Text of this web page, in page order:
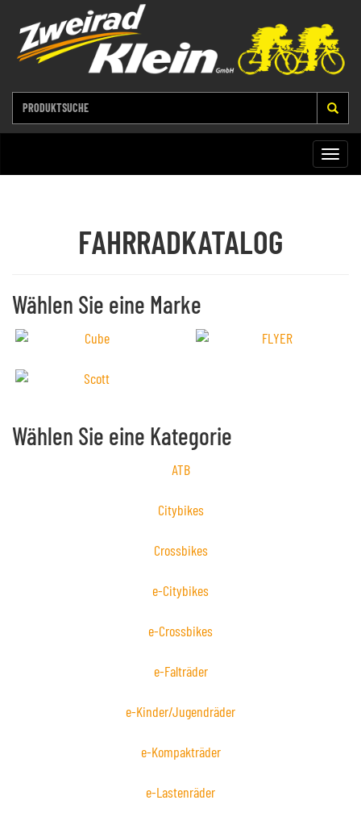
Toggle
FAHRRADKATALOG
Wählen Sie eine Marke
Wählen Sie eine Kategorie
ATB
Citybikes
Crossbikes
e-Citybikes
e-Crossbikes
e-Falträder
e-Kinder/Jugendräder
e-Kompakträder
e-Lastenräder